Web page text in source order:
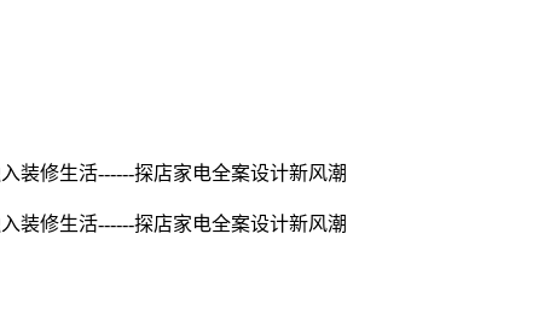
装修生活------探店家电全案设计新风潮
装修生活------探店家电全案设计新风潮